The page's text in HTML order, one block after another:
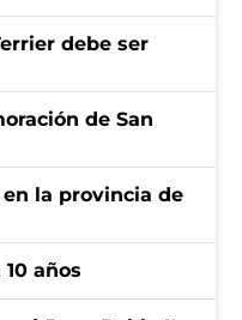
debe ser
de San
la provincia de
años